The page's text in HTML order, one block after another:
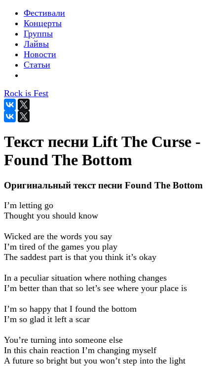
Фестивали
Концерты
Группы
Лайвы
Новости
Статьи
Rock is Fest
Текст песни Lift The Curse -
Found The Bottom
Оригинальный текст песни Found The Bottom
I’m letting go
Thought you should know
Wicked are the words you say
I’m tired of the games you play
The saddest part is that you think it’s okay
In a peculiar situation where nothing changes
I’m better than that so let’s see where your place is
I’m so happy that I found the bottom
I’m so glad it left a scar
You’re turning into someone else
In this chain reaction I’m changing myself
A future so bright but you won’t step into the light